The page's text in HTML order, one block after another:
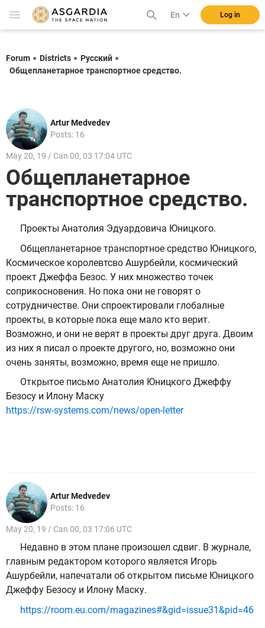
En Log in
Forum Districts
Русский
Общепланетарное транспортное средство.
Artur Medvedev
Posts: 16
May 20, 19 / Can 00, 03 17:04 UTC
Общепланетарное
транспортное средство.
Проекты Анатолия Эдуардовича Юницкого.
Общепланетарное транспортное средство Юницкого,
Космическое королевтсво Ашурбейли, космический
проект Джеффа Безос. У них множество точек
соприкосновения. Но пока они не говорят о
сотрудничестве. Они спроектировали глобалные
проекты, в которые пока еще мало кто верит.
Возможно, и они не верят в проекты друг друга. Двоим
из них я писал о проекте другого, но, возможно они
очень заняты, возможно, время еще не пришло.
Открытое письмо Анатолия Юницкого Джеффу
Безосу и Илону Маску
https://rsw-systems.com/news/open-letter
Artur Medvedev
Posts: 16
May 20, 19 / Can 00, 03 17:06 UTC
Недавно в этом плане произошел сдвиг. В журнале,
главным редактором которого является Игорь
Ашурбейли, напечатали об открытом письме Юницкого
Джеффу Безосу и Илону Маску.
https://room.eu.com/magazines#&gid=issue31&pid=46